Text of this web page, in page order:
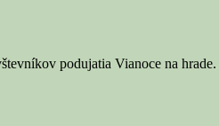
podujatia Vianoce na hrade.